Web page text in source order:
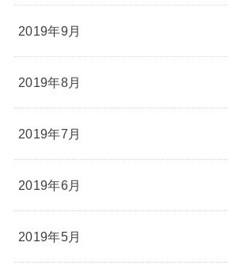
2019年9月
2019年8月
2019年7月
2019年6月
2019年5月